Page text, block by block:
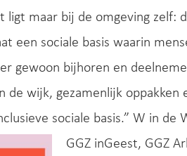
maar bij de omgeving zelf:
een sociale basis waarin
gewoon bijhoren en
de wijk, gezamenlijk
sociale basis.” W in de
GGZ inGeest, GGZ